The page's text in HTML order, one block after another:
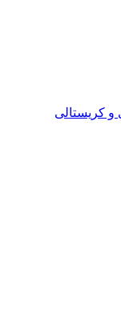
و کریستالی